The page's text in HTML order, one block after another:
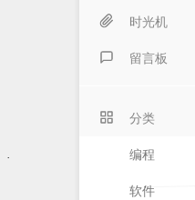
时光机
留言板
分类
编程
软件